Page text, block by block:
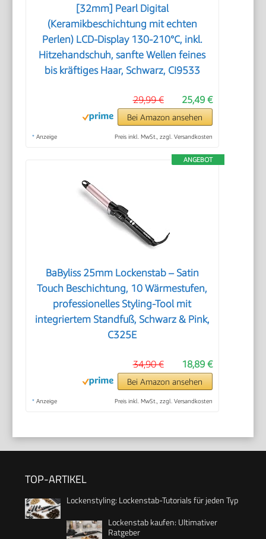
[32mm] Pearl Digital
(Keramikbeschichtung mit echten
Perlen) LCD-Display 130-210°C, inkl.
Hitzehandschuh, sanfte Wellen feines
bis kräftiges Haar, Schwarz, CI9533
25,49 €
29,99 €
Bei Amazon ansehen
* Anzeige Preis inkl. MwSt., zzgl. Versandkosten
ANGEBOT
BaByliss 25mm Lockenstab – Satin
Touch Beschichtung, 10 Wärmestufen,
professionelles Styling-Tool mit
integriertem Standfuß, Schwarz & Pink,
C325E
18,89 €
34,90 €
Bei Amazon ansehen
* Anzeige Preis inkl. MwSt., zzgl. Versandkosten
TOP-ARTIKEL
Lockenstyling: Lockenstab-Tutorials für jeden Typ
Lockenstab kaufen: Ultimativer
Ratgeber